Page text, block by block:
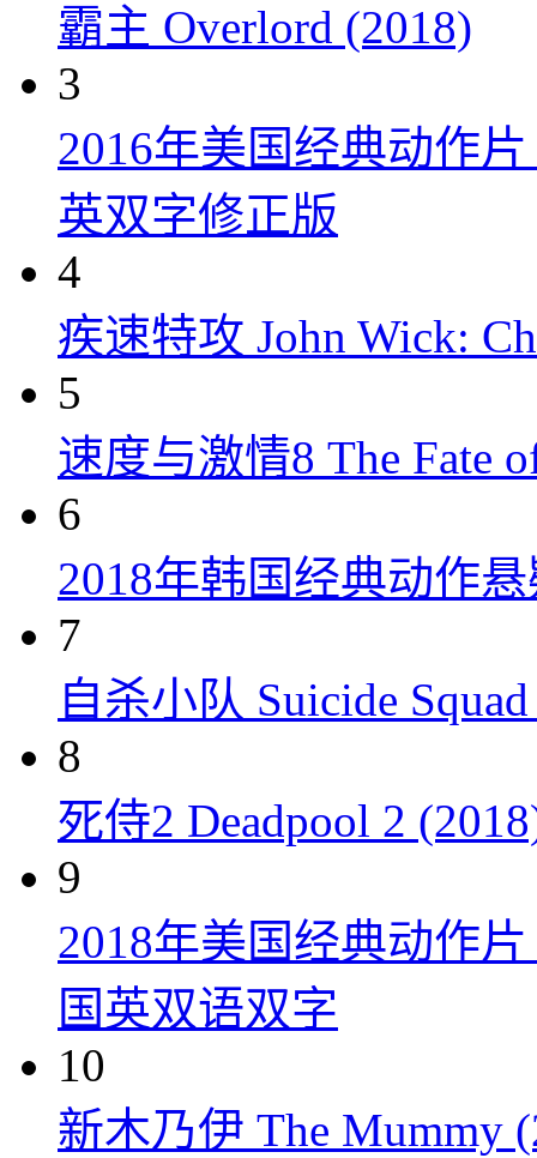
霸主 Overlord (2018)
3
2016年美国经典动作
英双字修正版
4
疾速特攻 John Wick:
5
速度与激情8 The Fate
6
2018年韩国经典动作
7
自杀小队 Suicide
8
死侍2 Deadpool 2
9
2018年美国经典动作
国英双语双字
10
新木乃伊 The Mummy